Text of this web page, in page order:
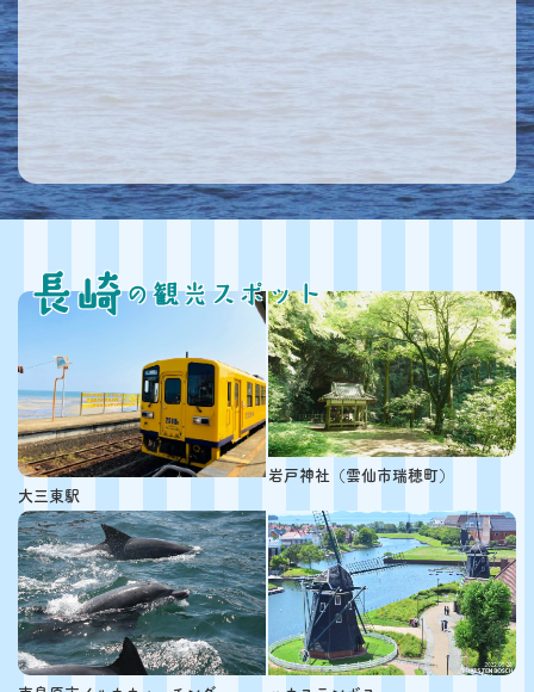
長崎の観光スポット
大三東駅
岩戸神社（雲仙市瑞穂町）